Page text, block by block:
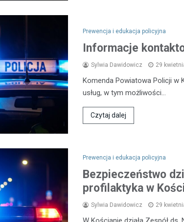
Prewencja i edukacja policyjna
Informacje
Sylwia Dawidowicz 29
Komenda Powiatowa Policji w
usług, w tym możliwości…
Czytaj dalej
Prewencja i edukacja policyjna
Bezpieczeństwo
profilaktyka w
Sylwia Dawidowicz 29